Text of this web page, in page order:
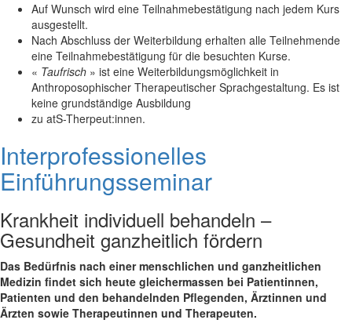
Auf Wunsch wird eine Teilnahmebestätigung nach jedem Kurs
ausgestellt.
Nach Abschluss der Weiterbildung erhalten alle Teilnehmende
eine Teilnahmebestätigung für die besuchten Kurse.
« Taufrisch » ist eine Weiterbildungsmöglichkeit in
Anthroposophischer Therapeutischer Sprachgestaltung. Es ist
keine grundständige Ausbildung
zu atS-Therpeut:innen.
Interprofessionelles
Einführungsseminar
Krankheit individuell behandeln –
Gesundheit ganzheitlich fördern
Das Bedürfnis nach einer menschlichen und ganzheitlichen
Medizin findet sich heute gleichermassen bei Patientinnen,
Patienten und den behandelnden Pflegenden, Ärztinnen und
Ärzten sowie Therapeutinnen und Therapeuten.